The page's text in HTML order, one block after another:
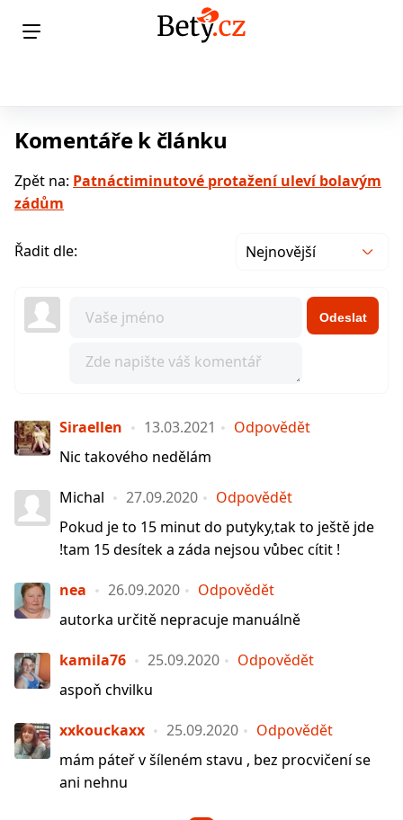
Komentáře k článku
Zpět na: Patnáctiminutové protažení uleví bolavým
zádům
Řadit dle: Nejnovější
Odeslat
Siraellen 13.03.2021
Odpovědět
Nic takového nedělám
Michal 27.09.2020
Odpovědět
Pokud je to 15 minut do putyky,tak to ještě jde
!tam 15 desítek a záda nejsou vůbec cítit !
nea 26.09.2020
Odpovědět
autorka určitě nepracuje manuálně
kamila76 25.09.2020
Odpovědět
aspoň chvilku
xxkouckaxx 25.09.2020
Odpovědět
mám páteř v šíleném stavu , bez procvičení se
ani nehnu